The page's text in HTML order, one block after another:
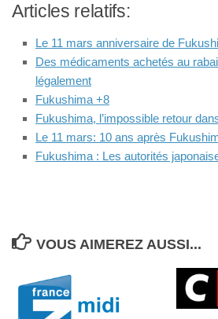
Articles relatifs:
Le 11 mars anniversaire de
Des médicaments achetés au
légalement
Fukushima +8
Fukushima, l’impossible retour
Le 11 mars: 10 ans après
Fukushima : Les autorités
VOUS AIMEREZ AUSSI...